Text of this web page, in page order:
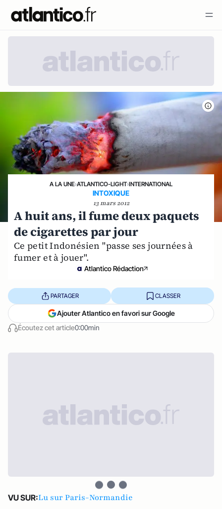
A LA UNE›ATLANTICO-LIGHT›INTERNATIONAL
INTOXIQUE
13 mars 2012
A huit ans, il fume deux paquets
de cigarettes par jour
Ce petit Indonésien "passe ses journées à
fumer et à jouer".
Atlantico Rédaction
Écoutez cet article0:00min
PARTAGER CLASSER
Ajouter Atlantico en favori sur Google
VU SUR:Lu sur Paris-Normandie